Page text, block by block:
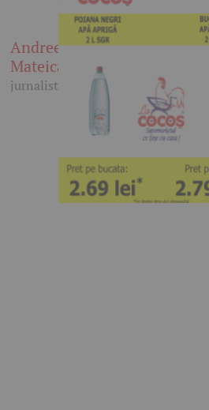
Andreea
Mateica
jurnalist